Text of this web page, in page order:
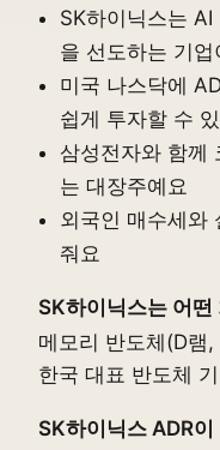
SK하이닉스는
을 선도하는 기업
미국 나스닥에
쉽게 투자할 수
삼성전자와 함께
는 대장주예요
외국인 매수세와
줘요
SK하이닉스는 어떤
메모리 반도체(D램
한국 대표 반도체
SK하이닉스 ADR이